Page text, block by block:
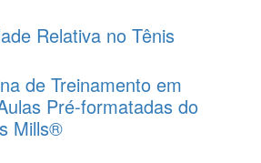
Relativa no Tênis
de Treinamento em
Pré-formatadas do
Mills®